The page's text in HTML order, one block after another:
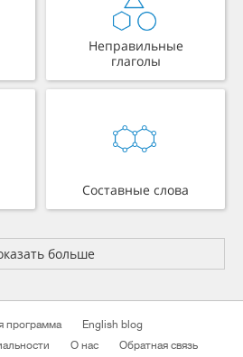
Неправильные
глаголы
Составные слова
больше
программа
English blog
О нас Обратная связь